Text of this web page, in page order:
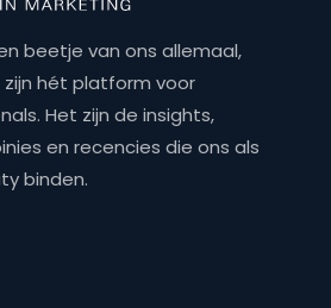
beetje van ons allemaal,
zijn hét platform voor
Het zijn de insights,
en recencies die ons als
binden.